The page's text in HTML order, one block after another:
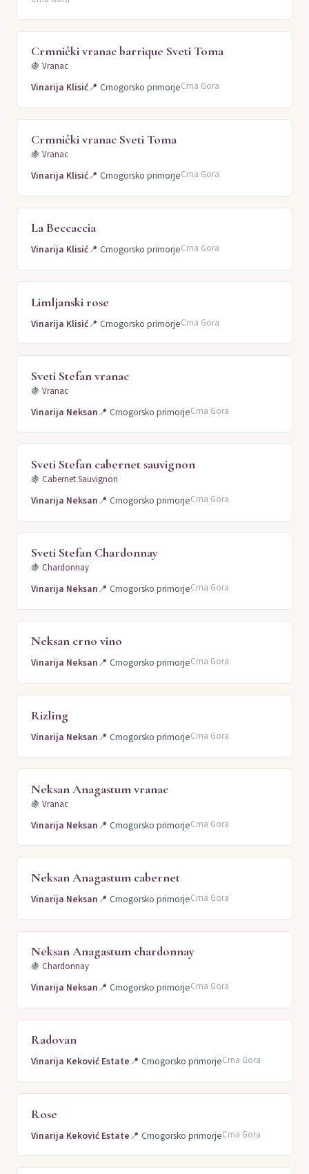
Crmnički vranac barrique Sveti Toma
🍇 Vranac
Vinarija Klisić📍 Crnogorsko primorjeCrna Gora
Crmnički vranac Sveti Toma
🍇 Vranac
Vinarija Klisić📍 Crnogorsko primorjeCrna Gora
La Beccaccia
Vinarija Klisić📍 Crnogorsko primorjeCrna Gora
Limljanski rose
Vinarija Klisić📍 Crnogorsko primorjeCrna Gora
Sveti Stefan vranac
🍇 Vranac
Vinarija Neksan📍 Crnogorsko primorjeCrna Gora
Sveti Stefan cabernet sauvignon
🍇 Cabernet Sauvignon
Vinarija Neksan📍 Crnogorsko primorjeCrna Gora
Sveti Stefan Chardonnay
🍇 Chardonnay
Vinarija Neksan📍 Crnogorsko primorjeCrna Gora
Neksan crno vino
Vinarija Neksan📍 Crnogorsko primorjeCrna Gora
Rizling
Vinarija Neksan📍 Crnogorsko primorjeCrna Gora
Neksan Anagastum vranac
🍇 Vranac
Vinarija Neksan📍 Crnogorsko primorjeCrna Gora
Neksan Anagastum cabernet
Vinarija Neksan📍 Crnogorsko primorjeCrna Gora
Neksan Anagastum chardonnay
🍇 Chardonnay
Vinarija Neksan📍 Crnogorsko primorjeCrna Gora
Radovan
Vinarija Keković Estate📍 Crnogorsko primorjeCrna Gora
Rose
Vinarija Keković Estate📍 Crnogorsko primorjeCrna Gora